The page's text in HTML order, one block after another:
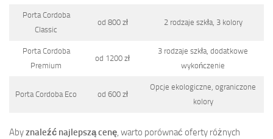
Porta Cordoba
Classic
od 800 zł 2 rodzaje szkła, 3 kolory
Porta Cordoba
Premium
od 1200 zł
3 rodzaje szkła, dodatkowe
wykończenie
Porta Cordoba Eco od 600 zł
Opcje ekologiczne, ograniczone
kolory
Abyznaleźć najlepszą cenę, warto porównać oferty różnych